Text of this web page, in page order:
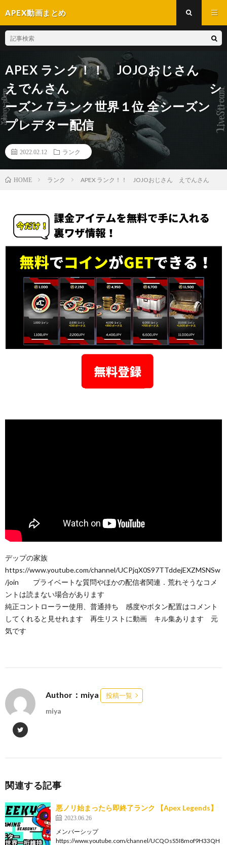
APEX動画まとめ
APEX ランク！！ JOJOおじさん
えでんさん シ
ーズン７ランク世界１位 全シーズン
プレデター配信
2022.02.12 ランク
HOME ランク APEX ランク！！ JOJOおじさん えでん
デップの家族
https://www.youtube.com/channel/UCPjqX0S97TTddejEXZMSNSw
/join プライベートな質問やほかの配信者関連．荒れそうなコメ
ントは読まない場合があります
純正コントローラー使用、普通持ち 感度やボタン配置はコメント
してくれると見せれます 再生リストに動画 キル集あります 元
気です
Author：miya 投稿一覧
miya
関連する記事
悪ノリ始まったら即終了ランク 【Apex Legends】
2023.06.26
メンバーシップ
https://www.youtube.com/channel/UCQOsS5I8mof9H33QH